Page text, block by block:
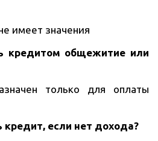
имеет значения
кредитом общежитие или
только для оплаты
если нет дохода?